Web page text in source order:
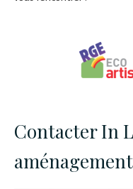
Contacter In